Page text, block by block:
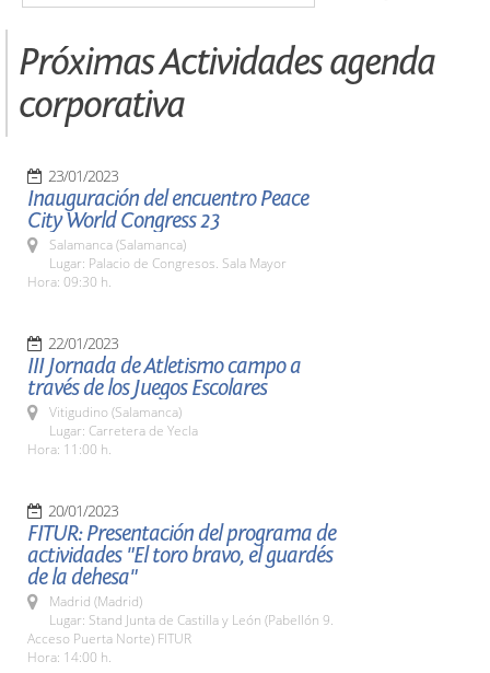
Próximas Actividades agenda
corporativa
23/01/2023
Inauguración del encuentro Peace
City World Congress 23
Salamanca (Salamanca)
Lugar: Palacio de Congresos. Sala Mayor
Hora: 09:30 h.
22/01/2023
III Jornada de Atletismo campo a
través de los Juegos Escolares
Vitigudino (Salamanca)
Lugar: Carretera de Yecla
Hora: 11:00 h.
20/01/2023
FITUR: Presentación del programa de
actividades "El toro bravo, el guardés
de la dehesa"
Madrid (Madrid)
Lugar: Stand Junta de Castilla y León (Pabellón 9.
Acceso Puerta Norte) FITUR
Hora: 14:00 h.